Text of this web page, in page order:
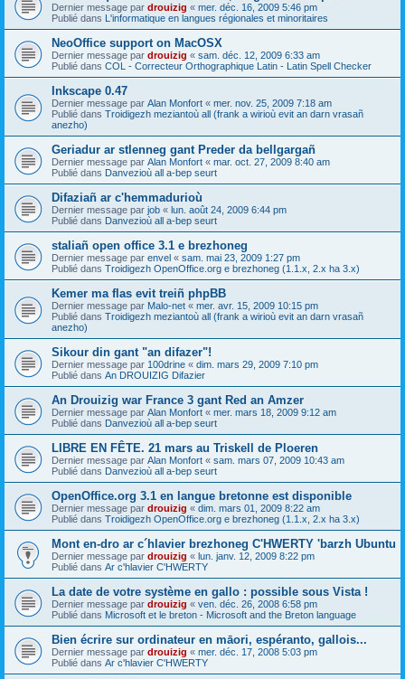
Dernier message par drouizig « mer. déc. 16, 2009 5:46 pm
Publié dans L'informatique en langues régionales et minoritaires
NeoOffice support on MacOSX
Dernier message par drouizig « sam. déc. 12, 2009 6:33 am
Publié dans COL - Correcteur Orthographique Latin - Latin Spell Checker
Inkscape 0.47
Dernier message par Alan Monfort « mer. nov. 25, 2009 7:18 am
Publié dans Troidigezh meziantoù all (frank a wirioù evit an darn vrasañ
anezho)
Geriadur ar stlenneg gant Preder da bellgargañ
Dernier message par Alan Monfort « mar. oct. 27, 2009 8:40 am
Publié dans Danvezioù all a-bep seurt
Difaziañ ar c'hemmadurioù
Dernier message par job « lun. août 24, 2009 6:44 pm
Publié dans Danvezioù all a-bep seurt
staliañ open office 3.1 e brezhoneg
Dernier message par envel « sam. mai 23, 2009 1:27 pm
Publié dans Troidigezh OpenOffice.org e brezhoneg (1.1.x, 2.x ha 3.x)
Kemer ma flas evit treiñ phpBB
Dernier message par Malo-net « mer. avr. 15, 2009 10:15 pm
Publié dans Troidigezh meziantoù all (frank a wirioù evit an darn vrasañ
anezho)
Sikour din gant "an difazer"!
Dernier message par 100drine « dim. mars 29, 2009 7:10 pm
Publié dans An DROUIZIG Difazier
An Drouizig war France 3 gant Red an Amzer
Dernier message par Alan Monfort « mer. mars 18, 2009 9:12 am
Publié dans Danvezioù all a-bep seurt
LIBRE EN FÊTE. 21 mars au Triskell de Ploeren
Dernier message par Alan Monfort « sam. mars 07, 2009 10:43 am
Publié dans Danvezioù all a-bep seurt
OpenOffice.org 3.1 en langue bretonne est disponible
Dernier message par drouizig « dim. mars 01, 2009 8:22 am
Publié dans Troidigezh OpenOffice.org e brezhoneg (1.1.x, 2.x ha 3.x)
Mont en-dro ar c´hlavier brezhoneg C'HWERTY 'barzh Ubuntu
Dernier message par drouizig « lun. janv. 12, 2009 8:22 pm
Publié dans Ar c'hlavier C'HWERTY
La date de votre système en gallo : possible sous Vista !
Dernier message par drouizig « ven. déc. 26, 2008 6:58 pm
Publié dans Microsoft et le breton - Microsoft and the Breton language
Bien écrire sur ordinateur en māori, espéranto, gallois...
Dernier message par drouizig « mer. déc. 17, 2008 5:03 pm
Publié dans Ar c'hlavier C'HWERTY